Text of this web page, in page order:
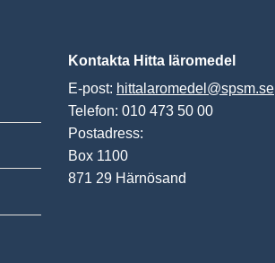
Kontakta Hitta läromedel
E-post: hittalaromedel@spsm.se
Telefon: 010 473 50 00
Postadress:
Box 1100
871 29 Härnösand